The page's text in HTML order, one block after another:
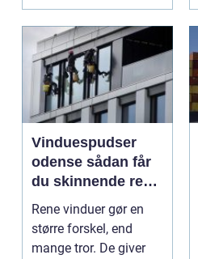
Vinduespudser
odense sådan får
du skinnende rene
ruder året rundt
Rene vinduer gør en
større forskel, end
mange tror. De giver